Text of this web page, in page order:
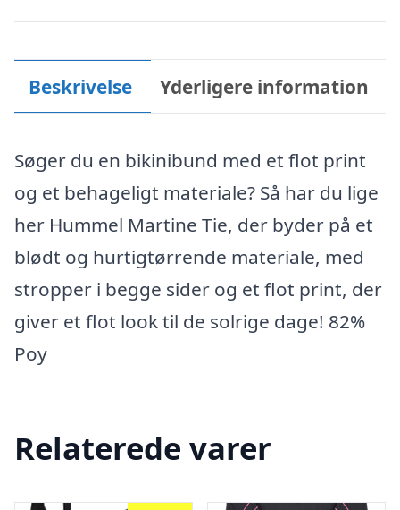
Beskrivelse Yderligere information
Søger du en bikinibund med et flot print
og et behageligt materiale? Så har du lige
her Hummel Martine Tie, der byder på et
blødt og hurtigtørrende materiale, med
stropper i begge sider og et flot print, der
giver et flot look til de solrige dage! 82%
Poy
Relaterede varer